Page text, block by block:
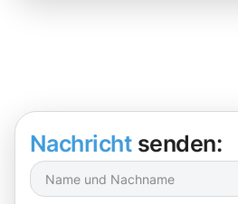
Nachricht senden: